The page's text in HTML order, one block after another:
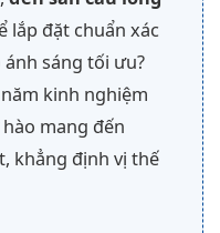
lắp đặt chuẩn xác
sáng tối ưu?
kinh nghiệm
mang đến
khẳng định vị thế